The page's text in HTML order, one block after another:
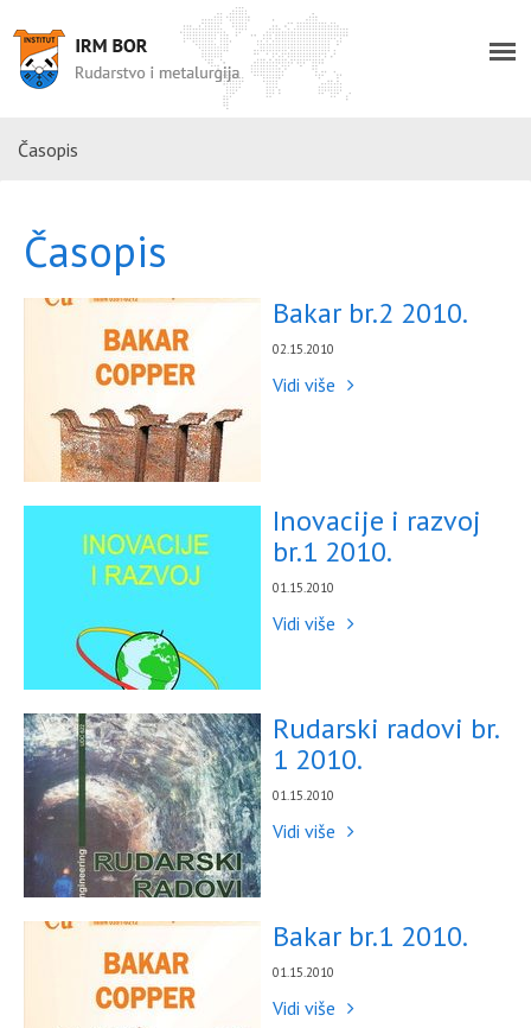
Časopis
Časopis
Bakar br.2 2010.
02.15.2010
Vidi više
Inovacije i razvoj
br.1 2010.
01.15.2010
Vidi više
Rudarski radovi br.
1 2010.
01.15.2010
Vidi više
Bakar br.1 2010.
01.15.2010
Vidi više